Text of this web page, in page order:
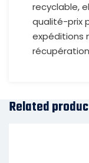
recyclable,
qualité-prix
expéditions
Related